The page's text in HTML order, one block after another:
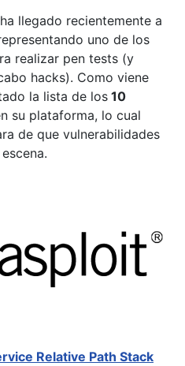
llegado recientemente a
uno de los
realizar pen tests (y
hacks). Como viene
la lista de los 10
su plataforma, lo cual
de que vulnerabilidades
Relative Path Stack